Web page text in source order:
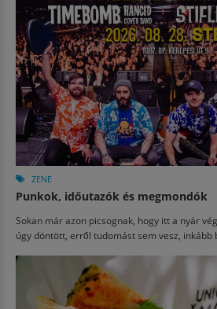
ZENE
Punkok, időutazók és megmondók
Sokan már azon picsognak, hogy itt a nyár
úgy döntött, erről tudomást sem vesz, inkább